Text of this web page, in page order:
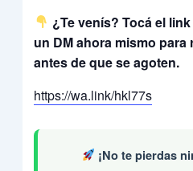
¿Te venís? Tocá el
un DM ahora mismo para
antes de que se agoten.
https://wa.link/hkl77s
¡No te pierdas